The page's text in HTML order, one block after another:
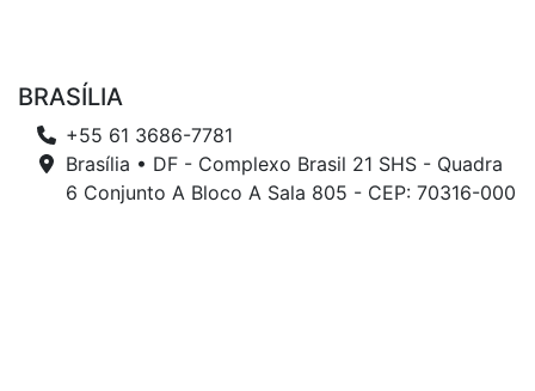
BRASÍLIA
+55 61 3686-7781
Brasília • DF - Complexo Brasil 21 SHS - Quadra
6 Conjunto A Bloco A Sala 805 - CEP: 70316-000